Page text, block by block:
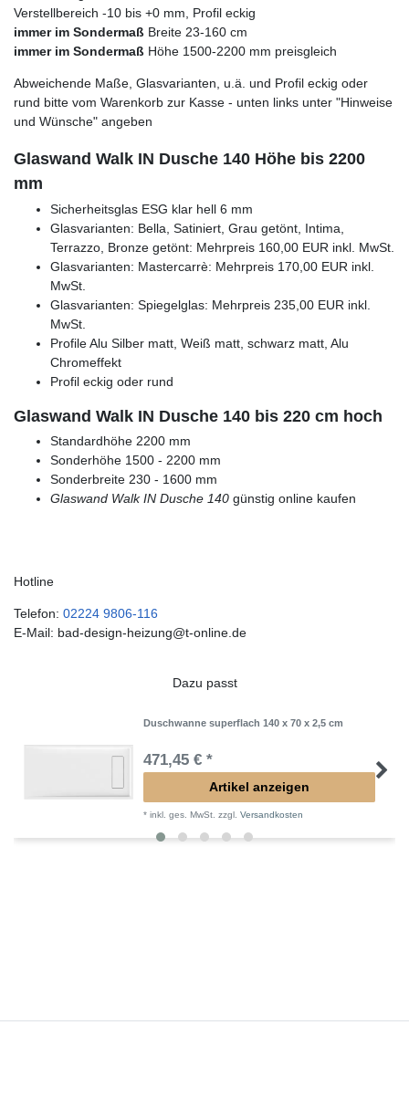
Verstellbereich -10 bis +0 mm, Profil eckig
immer im Sondermaß Breite 23-160 cm
immer im Sondermaß Höhe 1500-2200 mm preisgleich
Abweichende Maße, Glasvarianten, u.ä. und Profil eckig oder
rund bitte vom Warenkorb zur Kasse - unten links unter "Hinweise
und Wünsche" angeben
Glaswand Walk IN Dusche 140 Höhe bis 2200
mm
Sicherheitsglas ESG klar hell 6 mm
Glasvarianten: Bella, Satiniert, Grau getönt, Intima,
Terrazzo, Bronze getönt: Mehrpreis 160,00 EUR inkl. MwSt.
Glasvarianten: Mastercarrè: Mehrpreis 170,00 EUR inkl.
MwSt.
Glasvarianten: Spiegelglas: Mehrpreis 235,00 EUR inkl.
MwSt.
Profile Alu Silber matt, Weiß matt, schwarz matt, Alu
Chromeffekt
Profil eckig oder rund
Glaswand Walk IN Dusche 140 bis 220 cm hoch
Standardhöhe 2200 mm
Sonderhöhe 1500 - 2200 mm
Sonderbreite 230 - 1600 mm
Glaswand Walk IN Dusche 140 günstig online kaufen
Hotline
Telefon: 02224 9806-116
E-Mail: bad-design-heizung@t-online.de
Dazu passt
Duschwanne superflach 140 x 70 x 2,5 cm
471,45 € *
Artikel anzeigen
*inkl. ges. MwSt. zzgl.Versandkosten